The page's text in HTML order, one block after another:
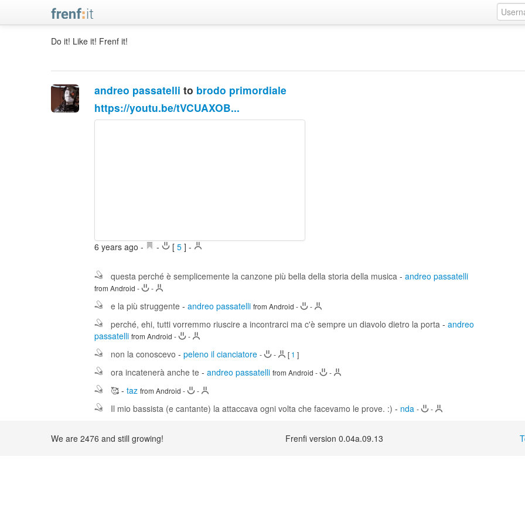
Do it! Like it! Frenf it!
andreo passatelli to brodo primordiale
https://youtu.be/tVCUAXOB...
6 years ago- - [5 ] -
questa perché è semplicemente la canzone più bella della storia della musica -andreo passatelli
from Android - -
e la più struggente -andreo passatelli from Android - -
perché, ehi, tutti vorremmo riuscire a incontrarci ma c'è sempre un diavolo dietro la porta -andreo
passatelli from Android - -
non la conoscevo -peleno il cianciatore - - [ 1 ]
ora incatenerà anche te -andreo passatelli from Android - -
🥰 -taz from Android - -
Il mio bassista (e cantante) la attaccava ogni volta che facevamo le prove. :) - nda - -
We are 2476 and still growing! Frenfi version 0.04a.09.13